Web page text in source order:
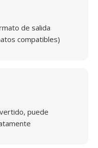
de salida
compatibles)
puede